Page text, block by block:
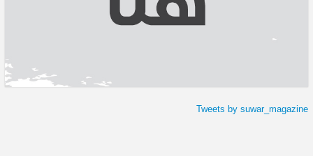
Tweets by suwar_magazine